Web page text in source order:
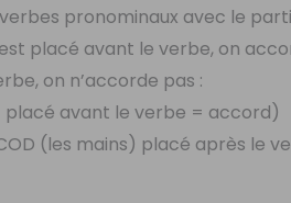
pronominaux avec le
est placé avant le verbe, on
on n’accorde pas :
placé avant le verbe = accord)
(les mains) placé après le